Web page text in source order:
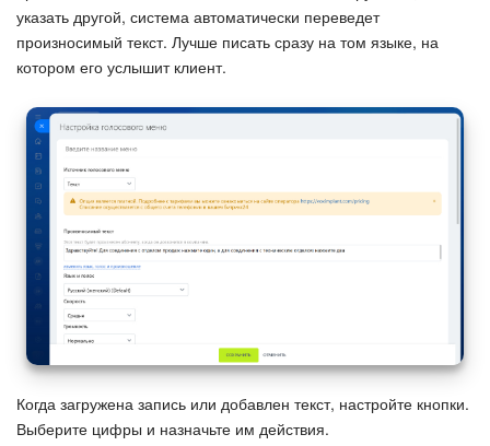
указать другой, система автоматически переведет
произносимый текст. Лучше писать сразу на том языке, на
котором его услышит клиент.
Когда загружена запись или добавлен текст, настройте кнопки.
Выберите цифры и назначьте им действия.